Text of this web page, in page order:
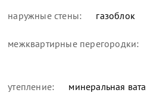
наружные стены: газоблок
межквартирные перегородки:
утепление: минеральная вата